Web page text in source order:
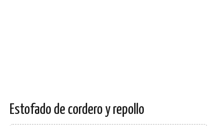
Estofado de cordero y repollo